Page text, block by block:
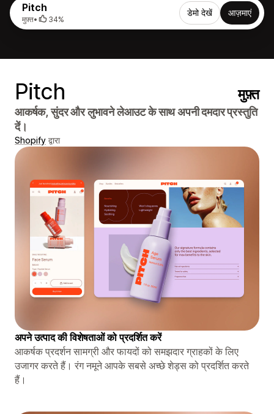
Pitch
मुफ़्त• 34%
डेमो देखें आज़माएं
Pitch मुफ़्त
आकर्षक, सुंदर और लुभावने लेआउट के साथ अपनी दमदार प्रस्तुति
दें।
Shopify द्वारा
अपने उत्पाद की विशेषताओं को प्रदर्शित करें
आकर्षक प्रदर्शन सामग्री और फायदों को समझदार ग्राहकों के लिए
उजागर करते हैं। रंग नमूने आपके सबसे अच्छे शेड्स को प्रदर्शित करते
हैं।